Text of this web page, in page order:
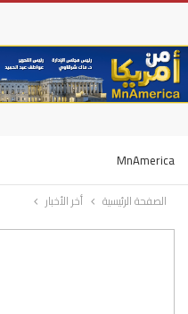
MnAmerica
الصفحة الرئيسية أخر الأخبار